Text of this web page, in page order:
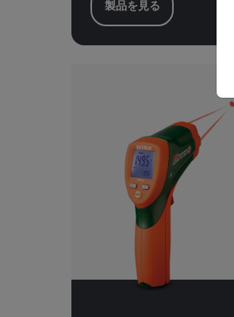
製品を見る